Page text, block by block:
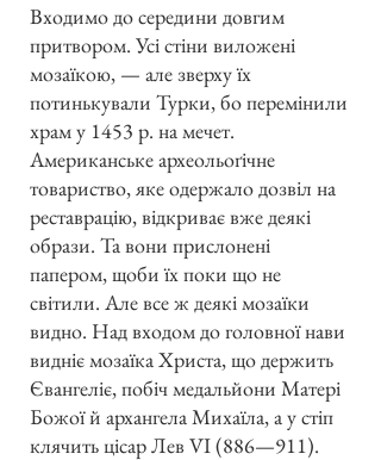
Входимо до середини довгим
притвором. Усі стіни виложені
мозаїкою, — але зверху їх
потинькували Турки, бо перемінили
храм у 1453 р. на мечет.
Американське археольоґічне
товариство, яке одержало дозвіл на
реставрацію, відкриває вже деякі
образи. Та вони прислонені
папером, щоби їх поки що не
світили. Але все ж деякі мозаїки
видно. Над входом до головної нави
видніє мозаїка Христа, що держить
Євангеліє, побіч медальйони Матері
Божої й архангела Михаїла, а у стіп
клячить цісар Лев VI (886—911).